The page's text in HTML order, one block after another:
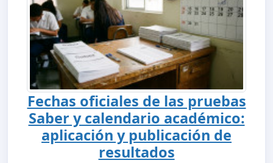
Fechas oficiales de las pruebas
Saber y calendario académico:
aplicación y publicación de
resultados